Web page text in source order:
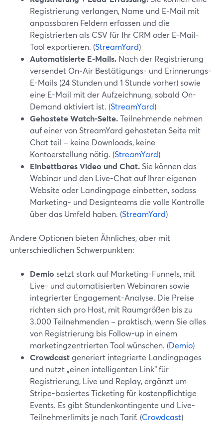
Registrierung verlangen, Name und E-Mail mit
anpassbaren Feldern erfassen und die
Registrierten als CSV für Ihr CRM oder E-Mail-
Tool exportieren. (StreamYard)
Automatisierte E-Mails. Nach der Registrierung
versendet On‑Air Bestätigungs- und Erinnerungs-
E-Mails (24 Stunden und 1 Stunde vorher) sowie
eine E-Mail mit der Aufzeichnung, sobald On-
Demand aktiviert ist. (StreamYard)
Gehostete Watch-Seite.Teilnehmende nehmen
auf einer von StreamYard gehosteten Seite mit
Chat teil – keine Downloads, keine
Kontoerstellung nötig. (StreamYard)
Einbettbares Video und Chat. Sie können das
Webinar und den Live-Chat auf Ihrer eigenen
Website oder Landingpage einbetten, sodass
Marketing- und Designteams die volle Kontrolle
über das Umfeld haben. (StreamYard)
Andere Optionen bieten Ähnliches, aber mit
unterschiedlichen Schwerpunkten:
Demio setzt stark auf Marketing-Funnels, mit
Live- und automatisierten Webinaren sowie
integrierter Engagement-Analyse. Die Preise
richten sich pro Host, mit Raumgrößen bis zu
3.000 Teilnehmenden – praktisch, wenn Sie alles
von Registrierung bis Follow-up in einem
marketingzentrierten Tool wünschen. (Demio)
Crowdcastgeneriert integrierte Landingpages
und nutzt „einen intelligenten Link“ für
Registrierung, Live und Replay, ergänzt um
Stripe-basiertes Ticketing für kostenpflichtige
Events. Es gibt Stundenkontingente und Live-
Teilnehmerlimits je nach Tarif. (Crowdcast)